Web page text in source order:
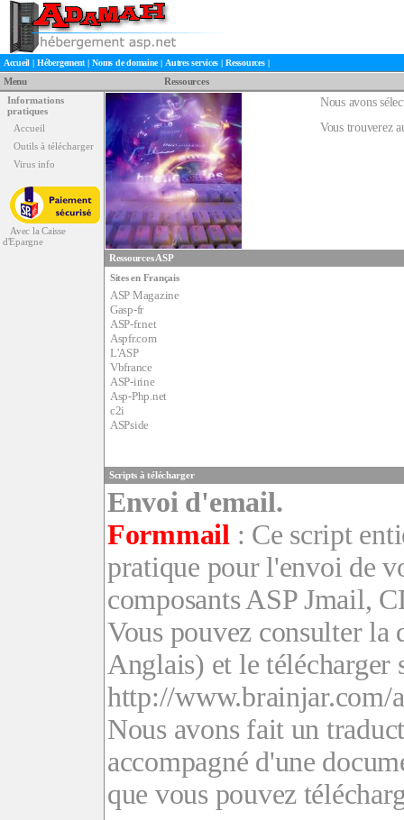
Accueil |Hébergement |Noms de domaine| Autres services |Ressources|
Menu
Informations
pratiques
Accueil
Outils à télécharger
Virus info
Avec la Caisse
d'Epargne
Ressources
Nous avons
Vous trouverez
Ressources ASP
Sites en Français
ASP Magazine
Gasp-fr
ASP-fr.net
Aspfr.com
L'ASP
Vbfrance
ASP-irine
Asp-Php.net
c2i
ASPside
Scripts à télécharger
Envoi d'email.
Formmail : Ce script
pratique pour l'envoi de
composants ASP Jmail,
Vous pouvez consulter la
Anglais) et le télécharger
http://www.brainjar.com/
Nous avons fait un
accompagné d'une
que vous pouvez